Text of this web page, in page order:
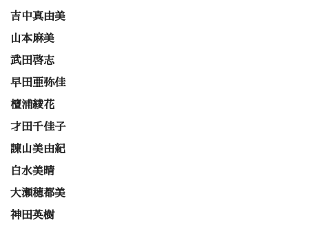
吉中真由美
山本麻美
武田啓志
早田亜弥佳
檀浦綾花
才田千佳子
諌山美由紀
白水美晴
大瀬穂都美
神田英樹